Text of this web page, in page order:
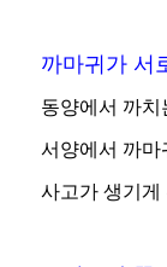
까마귀가 서
동양에서 까
서양에서 까
사고가 생기게